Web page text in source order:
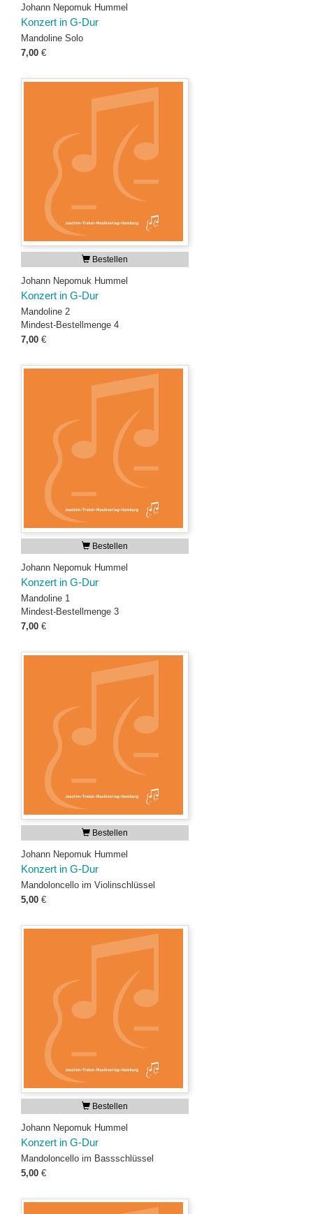
Johann Nepomuk Hummel
Konzert in G-Dur
Mandoline Solo
7,00 €
Bestellen
Johann Nepomuk Hummel
Konzert in G-Dur
Mandoline 2
Mindest-Bestellmenge 4
7,00 €
Bestellen
Johann Nepomuk Hummel
Konzert in G-Dur
Mandoline 1
Mindest-Bestellmenge 3
7,00 €
Bestellen
Johann Nepomuk Hummel
Konzert in G-Dur
Mandoloncello im Violinschlüssel
5,00 €
Bestellen
Johann Nepomuk Hummel
Konzert in G-Dur
Mandoloncello im Bassschlüssel
5,00 €